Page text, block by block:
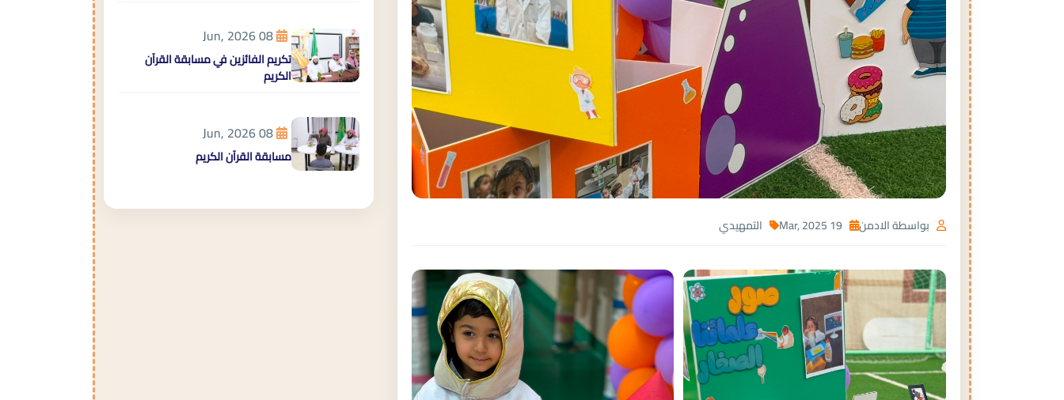
بواسطة الادمن التمهيدي
08 Jun, 2026
تكريم الفائزين في مسابقة القرآن
الكريم
08 Jun, 2026
مسابقة القرآن الكريم